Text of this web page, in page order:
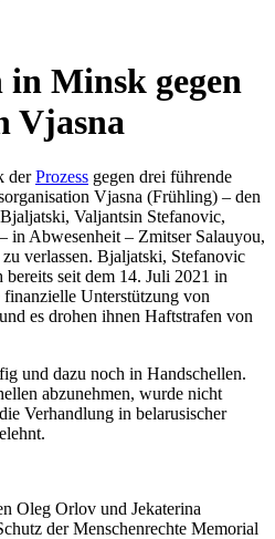
in Minsk gegen
Vjasna
derProzess gegen drei führende
Vjasna (Frühling) – den
Valjantsin Stefanovic,
in Abwesenheit – Zmitser Salauyou,
verlassen. Bjaljatski, Stefanovic
seit dem 14. Juli 2021 in
Unterstützung von
es drohen ihnen Haftstrafen von
und dazu noch in Handschellen.
abzunehmen, wurde nicht
Verhandlung in belarusischer
Oleg Orlov und Jekaterina
der Menschenrechte Memorial